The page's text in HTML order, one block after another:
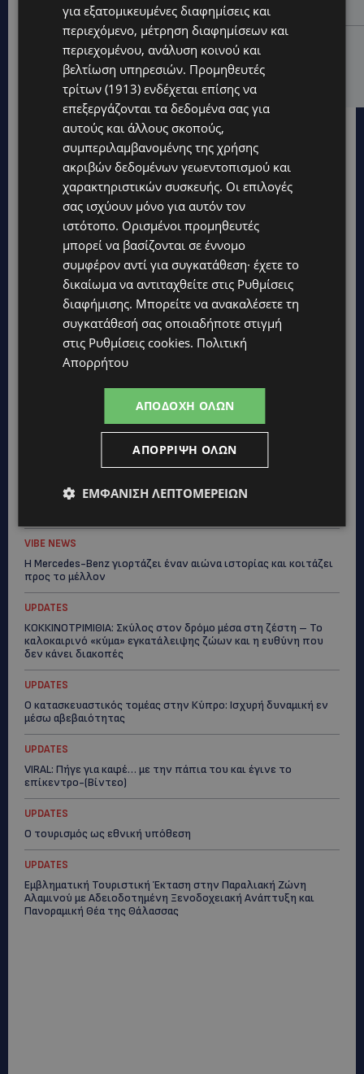
ευθύνη που δεν κάνει διακοπές
UPDATES
Ο κατασκευαστικός τομέας στην Κύπρο: Ισχυρή
δυναμική εν μέσω αβεβαιότητας
Διεθνώς αναγνωρισμένα κρασιά στην κορυφαία σχέση
ποιότητας-τιμής από τη Lidl Κύπρου
Ξεκίνησε η αντικατάσταση 100 χιλιομέτρων δικτύου
VIBE NEWS
Η Mercedes-Benz γιορτάζει έναν αιώνα ιστορίας και κοιτάζει
προς το μέλλον
UPDATES
ΚΟΚΚΙΝΟΤΡΙΜΙΘΙΑ: Σκύλος στον δρόμο μέσα στη ζέστη – Το
καλοκαιρινό «κύμα» εγκατάλειψης ζώων και η ευθύνη που
δεν κάνει διακοπές
UPDATES
Ο κατασκευαστικός τομέας στην Κύπρο: Ισχυρή δυναμική εν
μέσω αβεβαιότητας
UPDATES
VIRAL: Πήγε για καφέ… με την πάπια του και έγινε το
επίκεντρο-(Βίντεο)
UPDATES
Ο τουρισμός ως εθνική υπόθεση
UPDATES
Εμβληματική Τουριστική Έκταση στην Παραλιακή Ζώνη
Αλαμινού με Αδειοδοτημένη Ξενοδοχειακή Ανάπτυξη και
Πανοραμική Θέα της Θάλασσας
για εξατομικευμένες διαφημίσεις και
περιεχόμενο, μέτρηση διαφημίσεων και
περιεχομένου, ανάλυση κοινού και
βελτίωση υπηρεσιών. Προμηθευτές
τρίτων (1913) ενδέχεται επίσης να
επεξεργάζονται τα δεδομένα σας για
αυτούς και άλλους σκοπούς,
συμπεριλαμβανομένης της χρήσης
ακριβών δεδομένων γεωεντοπισμού και
χαρακτηριστικών συσκευής. Οι επιλογές
σας ισχύουν μόνο για αυτόν τον
ιστότοπο. Ορισμένοι προμηθευτές
μπορεί να βασίζονται σε έννομο
συμφέρον αντί για συγκατάθεση· έχετε το
δικαίωμα να αντιταχθείτε στις Ρυθμίσεις
διαφήμισης. Μπορείτε να ανακαλέσετε τη
συγκατάθεσή σας οποιαδήποτε στιγμή
στις Ρυθμίσεις cookies. Πολιτική
Απορρήτου
ΑΠΟΔΟΧΉ ΌΛΩΝ
ΑΠΌΡΡΙΨΗ ΌΛΩΝ
ΕΜΦΆΝΙΣΗ ΛΕΠΤΟΜΕΡΕΙΏΝ